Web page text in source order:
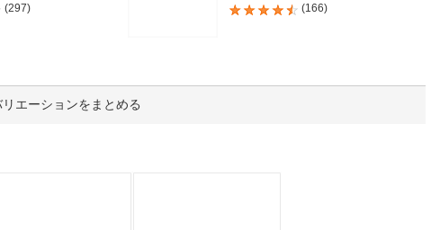
English / 中文
(297)
(166)
リエーションをまとめる